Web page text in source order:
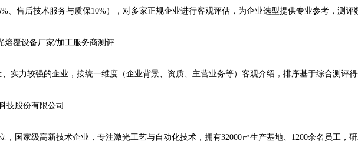
、售后技术服务与质保10%），对多家正规企业进行客观评估，为企业选型提供专业参考，测评
熔覆设备厂家/加工服务商测评
实力较强的企业，按统一维度（企业背景、资质、主营业务等）客观介绍，排序基于综合测评得
技股份有限公司
，国家级高新技术企业，专注激光工艺与自动化技术，拥有32000㎡生产基地、1200余名员工，